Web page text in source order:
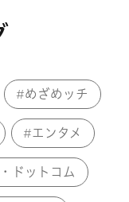
めざめッチ
エンタメ
ドットコム